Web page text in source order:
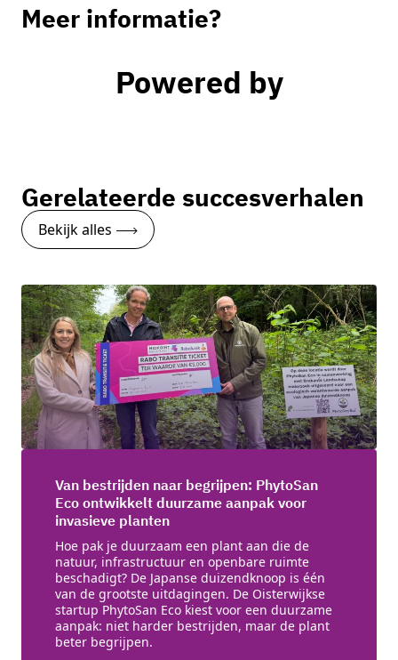
Meer informatie?
Emile Stappaerts
Businesscoach startups
Powered by
Gerelateerde succesverhalen
Bekijk alles
Van bestrijden naar begrijpen: PhytoSan
Eco ontwikkelt duurzame aanpak voor
invasieve planten
Hoe pak je duurzaam een plant aan die de
natuur, infrastructuur en openbare ruimte
beschadigt? De Japanse duizendknoop is één
van de grootste uitdagingen. De Oisterwijkse
startup PhytoSan Eco kiest voor een duurzame
aanpak: niet harder bestrijden, maar de plant
beter begrijpen.